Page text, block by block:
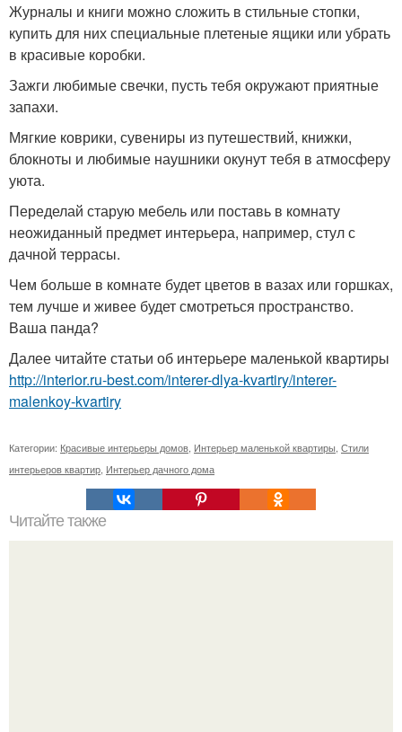
Журналы и книги можно сложить в стильные стопки,
купить для них специальные плетеные ящики или убрать
в красивые коробки.
Зажги любимые свечки, пусть тебя окружают приятные
запахи.
Мягкие коврики, сувениры из путешествий, книжки,
блокноты и любимые наушники окунут тебя в атмосферу
уюта.
Переделай старую мебель или поставь в комнату
неожиданный предмет интерьера, например, стул с
дачной террасы.
Чем больше в комнате будет цветов в вазах или горшках,
тем лучше и живее будет смотреться пространство.
Ваша панда?
Далее читайте статьи об интерьере маленькой квартиры
http://interior.ru-best.com/interer-dlya-kvartiry/interer-
malenkoy-kvartiry
Категории: Красивые интерьеры домов Интерьер маленькой квартиры Стили
интерьеров квартир Интерьер дачного дома
Читайте также